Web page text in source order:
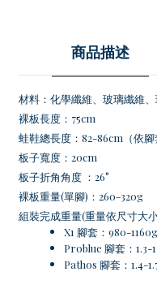
商品描述
材料：化學纖維、玻璃纖維
裸板長度：75cm
蛙鞋總長度：82-86cm（依腳
板子寬度：20cm
板子折角角度 ：26°
裸板重量(單腳)：260-320g
組裝完成重量(重量依尺寸大
X1 腳套：980-
Problue 腳套：1.3-
Pathos 腳套：1.4-